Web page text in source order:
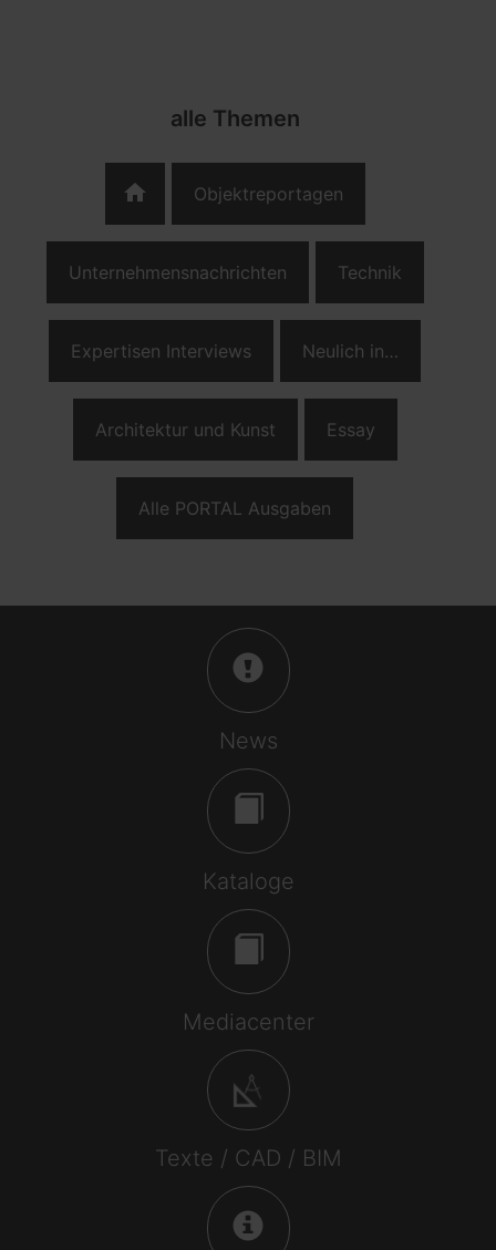
alle Themen
home Objektreportagen
Unternehmensnachrichten Technik
Expertisen Interviews Neulich in…
Architektur und Kunst Essay
Alle PORTAL Ausgaben
News
Kataloge
Mediacenter
Texte / CAD / BIM